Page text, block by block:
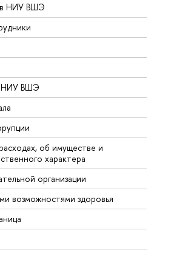
в НИУ ВШЭ
НИУ ВШЭ
об имуществе и
характера
организации
возможностями здоровья